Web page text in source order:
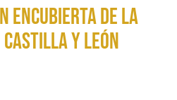
encubierta de la
y León